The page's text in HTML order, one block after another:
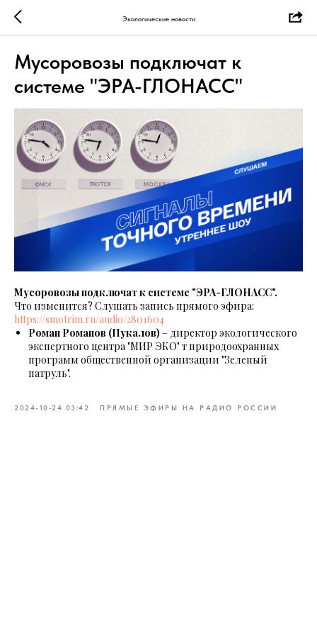
Экологические новости
Мусоровозы подключат к
системе "ЭРА-ГЛОНАСС"
Мусоровозы подключат к системе "ЭРА-ГЛОНАСС".
Что изменится? Слушать запись прямого эфира:
https://smotrim.ru/audio/2801604
Роман Романов (Пукалов) – директор экологического
экспертного центра "МИР ЭКО" т природоохранных
программ общественной организации "Зеленый
патруль".
2024-10-24 03:42 ПРЯМЫЕ ЭФИРЫ НА РАДИО РОССИИ